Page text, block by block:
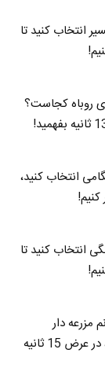
کنید تا
آقای روباه کجاست؟
انتخاب کنید،
انتخاب کنید تا
خانم مزرعه دار
کجاست؟ اگر تمرکز خوبی دارید، در عرض 15 ثانیه